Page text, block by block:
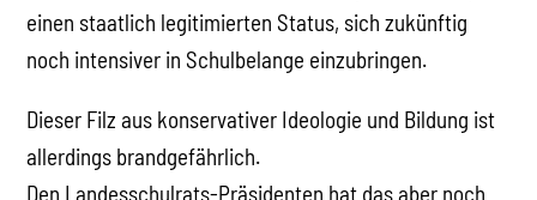
einen staatlich legitimierten Status, sich zukünftig
noch intensiver in Schulbelange einzubringen.
Dieser Filz aus konservativer Ideologie und Bildung ist
allerdings brandgefährlich.
Den Landesschulrats-Präsidenten hat das aber noch